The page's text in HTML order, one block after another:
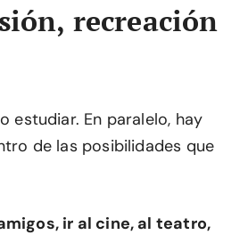
recreación
estudiar. En paralelo, hay
de las posibilidades que
ir al cine, al teatro,